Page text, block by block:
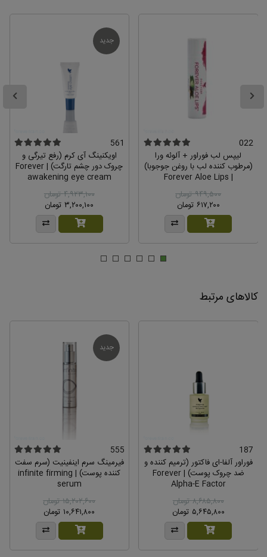
بله هیدراتینگ سرم همراه ژل مویسچرایزر سونیا و کرم آلوئه
وراژلی برای آبرسانی پوست های چرب مناسب هستند
– تاریخ نامعتبر
سلام و قت بخیر من پوست پرتقالی و البته کم آب
با چروک های ریز دارم این محصول مناسب پوست منم هست؟
پاسخ مدیر :
بله برای پیشگیری و بهبود پوست پرتقالی و منافد باز،
هیدراتینگ سرم در کنار بالانسینگ تونر و کرم آرتری فکتور
مهمان – تاریخ نامعتبر
سلام..چرا هنگام استفاده از هیدراتینگ سرم پوست قرمز
میشه و یک سوزش خفیفی داره و وقتی ابرسان سونیا رو بعدش استفاده
هیدراتینگ سرم به دلیل داشتن ترکیبات آلوئه ورای خالص در
کنار هیالورونیک اسید، قدرت جذب و نفوذ بسیار بالایی داره و
ممکنه به همین دلیل بلافاصله بعد از استفاده (بسته به میزان
منافذ باز پوست) یک سوزش جزئی داشته باشه و پوست
کمی برافروخته بشه و سریع هم برطرف میشه که کاملا طبیعی
هست و به مرور و با ترمیم پوست این حالت کمتر میشه و
لذا حتما روی پوست تمیز و بدون آلودگی و آرایش استفاده
بفرمایید.
مهمان – تاریخ نامعتبر
سلام چرا این سرم پلمپ نیست؟ چطوری باید مطمئن
باشم که اصله
پاسخ مدیر :
بخاطر مدل خاص سرش خود جعبه پلمپ هست.
022
لیپس لب فوراور + آلوئه ورا
(مرطوب کننده لب با روغن جوجوبا)
| Forever Aloe Lips
۹۴۹,۵۰۰ تومان
۶۱۷,۲۰۰ تومان
جدید
561
اویکنینگ آی کرم (رفع تیرگی و
چروک دور چشم تارگت) | Forever
awakening eye cream
۴,۹۲۳,۱۰۰ تومان
۳,۲۰۰,۱۰۰ تومان
کالاهای مرتبط
187
فوراور آلفا-ای فاکتور (ترمیم کننده و
ضد چروک پوست) | Forever
Alpha-E Factor
۸,۶۸۵,۸۰۰ تومان
۵,۶۴۵,۸۰۰ تومان
جدید
555
فیرمینگ سرم اینفینیت (سرم سفت
کننده پوست) | infinite firming
serum
۱۵,۲۰۲,۶۰۰ تومان
۱۰,۶۴۱,۸۰۰ تومان